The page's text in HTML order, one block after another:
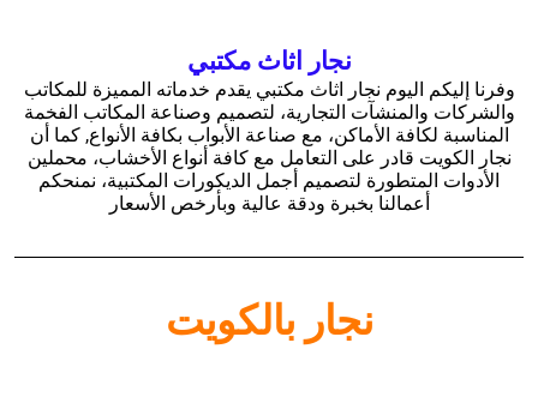
نجار اثاث مكتبي
وفرنا إليكم اليوم نجار اثاث مكتبي يقدم خدماته المميزة للمكاتب
والشركات والمنشآت التجارية، لتصميم وصناعة المكاتب الفخمة
المناسبة لكافة الأماكن، مع صناعة الأبواب بكافة الأنواع, كما أن
نجار الكويت قادر على التعامل مع كافة أنواع الأخشاب، محملين
الأدوات المتطورة لتصميم أجمل الديكورات المكتبية، نمنحكم
أعمالنا بخبرة ودقة عالية وبأرخص الأسعار
نجار بالكويت